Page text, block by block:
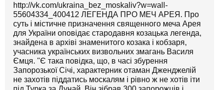
http://vk.com/ukraina_bez_moskaliv?w=wall-
55604334_400412 ЛЕГЕНДА ПРО МЕЧ АРЕЯ. Про
суть і містичне призначення священного меча Арея
для України оповідає стародавня козацька легенда,
знайдена в архіві знаменитого козака і кобзаря,
учасника українських визвольних змагань Василя
Ємця. "Є така повідка, що, в часі збурення
Запорозької Січі, характерник отаман Дженджелій
не захотів піддатись москалям і рівно ж не хотів іти